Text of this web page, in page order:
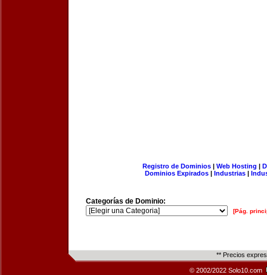
Registro de Dominios| Web Hosting |
Dominios Expirados | Industrias |
Categorías de Dominio:
[Pág.
** Precios
© 2002/2022 Solo10.com